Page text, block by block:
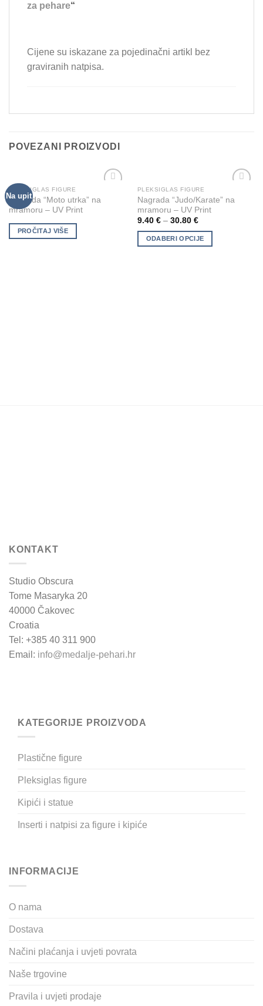
za pehare“
Cijene su iskazane za pojedinačni artikl bez
graviranih natpisa.
POVEZANI PROIZVODI
Na upit
Wishlist
PLEKSIGLAS FIGURE
Nagrada “Moto utrka” na
mramoru – UV Print
PROČITAJ VIŠE
Wishlist
PLEKSIGLAS FIGURE
Nagrada “Judo/Karate” na
mramoru – UV Print
9.40 €– 30.80 €
ODABERI OPCIJE
This
product
has
variants.
KONTAKT
Studio Obscura
Tome Masaryka 20
40000 Čakovec
Croatia
Tel: +385 40 311 900
Email: info@medalje-pehari.hr
KATEGORIJE PROIZVODA
Plastične figure
Pleksiglas figure
Kipići i statue
Inserti i natpisi za figure i kipiće
INFORMACIJE
O nama
Dostava
Načini plaćanja i uvjeti povrata
Naše trgovine
Pravila i uvjeti prodaje